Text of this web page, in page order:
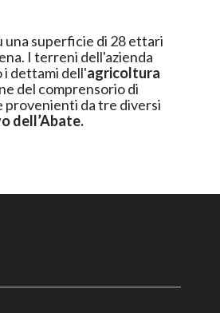
una superficie di 28 ettari
I terreni dell'azienda
i dettami dell'agricoltura
del comprensorio di
da tre diversi
dell’Abate.